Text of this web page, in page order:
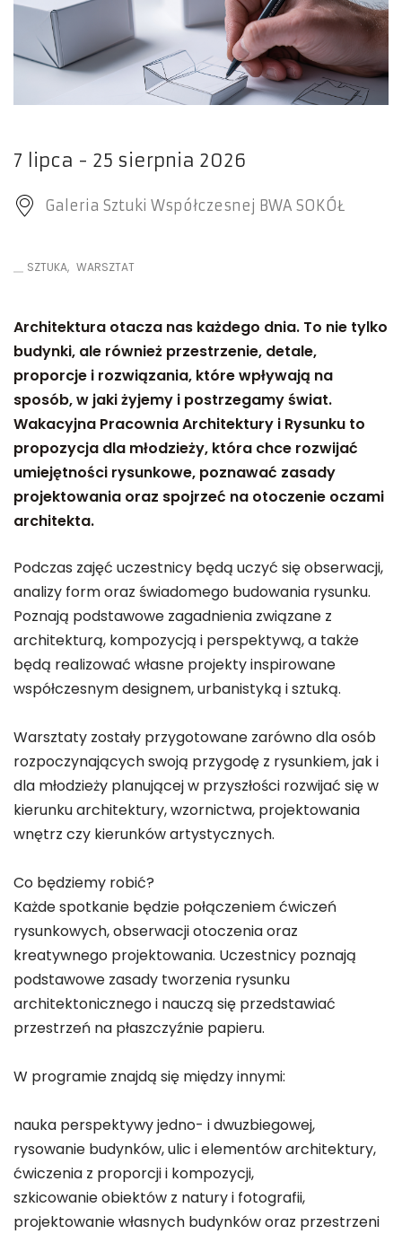
7 lipca - 25 sierpnia 2026
Galeria Sztuki Współczesnej BWA SOKÓŁ
SZTUKA WARSZTAT
Architektura otacza nas każdego dnia. To nie tylko
budynki, ale również przestrzenie, detale,
proporcje i rozwiązania, które wpływają na
sposób, w jaki żyjemy i postrzegamy świat.
Wakacyjna Pracownia Architektury i Rysunku to
propozycja dla młodzieży, która chce rozwijać
umiejętności rysunkowe, poznawać zasady
projektowania oraz spojrzeć na otoczenie oczami
architekta.
Podczas zajęć uczestnicy będą uczyć się obserwacji,
analizy form oraz świadomego budowania rysunku.
Poznają podstawowe zagadnienia związane z
architekturą, kompozycją i perspektywą, a także
będą realizować własne projekty inspirowane
współczesnym designem, urbanistyką i sztuką.
Warsztaty zostały przygotowane zarówno dla osób
rozpoczynających swoją przygodę z rysunkiem, jak i
dla młodzieży planującej w przyszłości rozwijać się w
kierunku architektury, wzornictwa, projektowania
wnętrz czy kierunków artystycznych.
Co będziemy robić?
Każde spotkanie będzie połączeniem ćwiczeń
rysunkowych, obserwacji otoczenia oraz
kreatywnego projektowania. Uczestnicy poznają
podstawowe zasady tworzenia rysunku
architektonicznego i nauczą się przedstawiać
przestrzeń na płaszczyźnie papieru.
W programie znajdą się między innymi:
nauka perspektywy jedno- i dwuzbiegowej,
rysowanie budynków, ulic i elementów architektury,
ćwiczenia z proporcji i kompozycji,
szkicowanie obiektów z natury i fotografii,
projektowanie własnych budynków oraz przestrzeni